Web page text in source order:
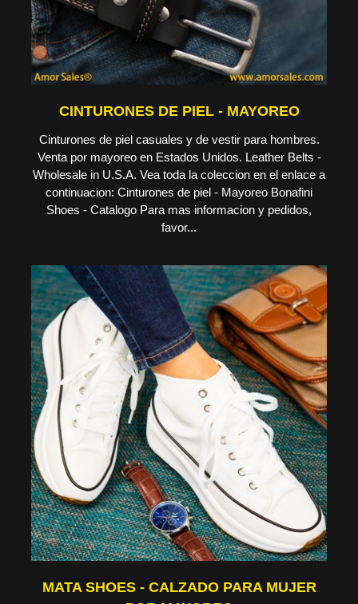
CINTURONES DE PIEL - MAYOREO
Cinturones de piel casuales y de vestir para hombres.
Venta por mayoreo en Estados Unidos. Leather Belts -
Wholesale in U.S.A. Vea toda la coleccion en el enlace a
continuacion: Cinturones de piel - Mayoreo Bonafini
Shoes - Catalogo Para mas informacion y pedidos,
favor...
MATA SHOES - CALZADO PARA MUJER